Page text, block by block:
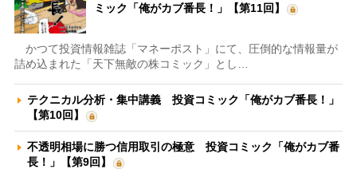
ミック「俺がカブ番長！」【第11回】
かつて投資情報雑誌「マネーポスト」にて、圧倒的な情報量が
詰め込まれた「天下無敵の株コミック」とし…
テクニカル分析・集中講義 投資コミック「俺がカブ番長！」
【第10回】
不透明相場に勝つ信用取引の極意 投資コミック「俺がカブ番
長！」【第9回】